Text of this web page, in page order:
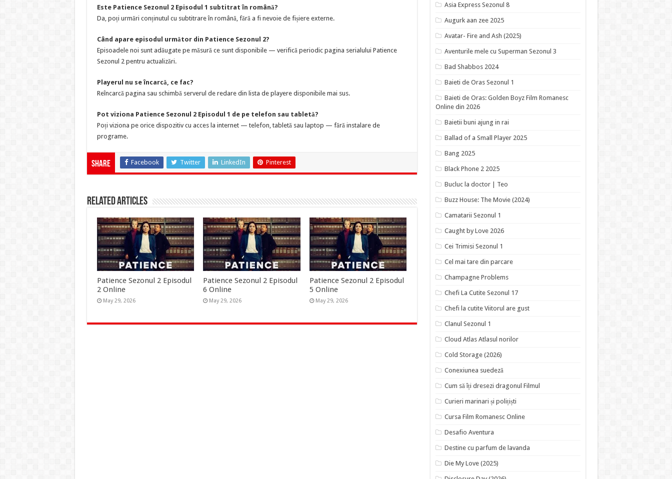
Este Patience Sezonul 2 Episodul 1 subtitrat în română?
Da, poți urmări conținutul cu subtitrare în română, fără a fi nevoie de fișiere externe.
Când apare episodul următor din Patience Sezonul 2?
Episoadele noi sunt adăugate pe măsură ce sunt disponibile — verifică periodic pagina serialului Patience
Sezonul 2 pentru actualizări.
Playerul nu se încarcă, ce fac?
Reîncarcă pagina sau schimbă serverul de redare din lista de playere disponibile mai sus.
Pot viziona Patience Sezonul 2 Episodul 1 de pe telefon sau tabletă?
Poți viziona pe orice dispozitiv cu acces la internet — telefon, tabletă sau laptop — fără instalare de
programe.
Share Facebook Twitter LinkedIn Pinterest
Related Articles
Patience Sezonul 2 Episodul
2 Online
May 29, 2026
Patience Sezonul 2 Episodul
6 Online
May 29, 2026
Patience Sezonul 2 Episodul
5 Online
May 29, 2026
Asia Express Sezonul 8
Augurk aan zee 2025
Avatar- Fire and Ash (2025)
Aventurile mele cu Superman Sezonul 3
Bad Shabbos 2024
Baieti de Oras Sezonul 1
Baieti de Oras: Golden Boyz Film Romanesc
Online din 2026
Baietii buni ajung in rai
Ballad of a Small Player 2025
Bang 2025
Black Phone 2 2025
Bucluc la doctor | Teo
Buzz House: The Movie (2024)
Camatarii Sezonul 1
Caught by Love 2026
Cei Trimisi Sezonul 1
Cel mai tare din parcare
Champagne Problems
Chefi La Cutite Sezonul 17
Chefi la cutite Viitorul are gust
Clanul Sezonul 1
Cloud Atlas Atlasul norilor
Cold Storage (2026)
Conexiunea suedeză
Cum să îți dresezi dragonul Filmul
Curieri marinari și polițiști
Cursa Film Romanesc Online
Desafio Aventura
Destine cu parfum de lavanda
Die My Love (2025)